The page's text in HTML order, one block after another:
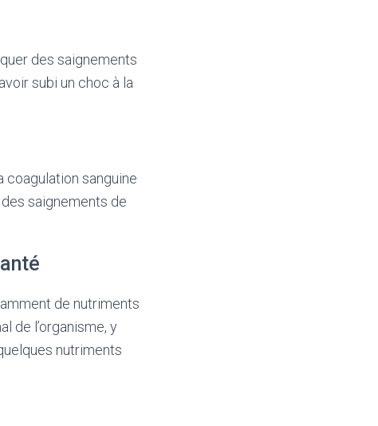
des saignements
subi un choc à la
coagulation sanguine
saignements de
de nutriments
de l’organisme, y
nutriments